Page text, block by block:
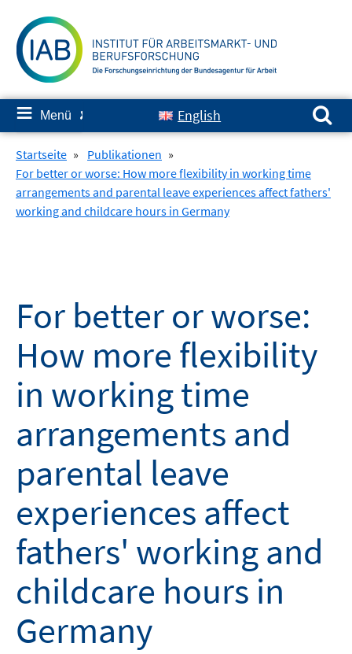
zum
Inhalt
≡ Menü ✘ English
Suchen nach:
Startseite » Publikationen »
For better or worse: How more flexibility in working time
arrangements and parental leave experiences affect fathers'
working and childcare hours in Germany
For better or worse:
How more flexibility
in working time
arrangements and
parental leave
experiences affect
fathers' working and
childcare hours in
Germany